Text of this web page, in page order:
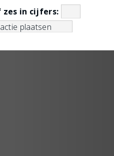
zes in cijfers: